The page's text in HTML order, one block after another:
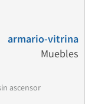
armario-vitrina
Muebles
ascensor